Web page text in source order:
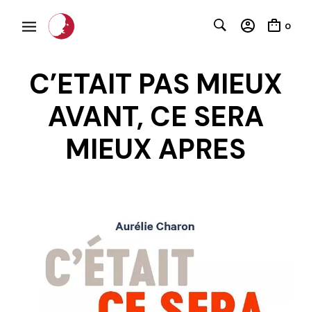
0
C’ETAIT PAS MIEUX
AVANT, CE SERA
MIEUX APRES